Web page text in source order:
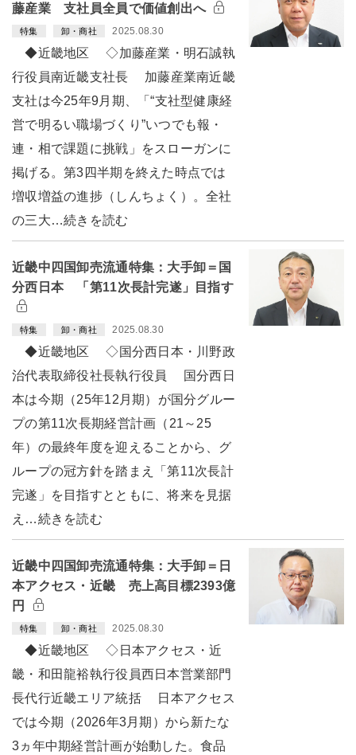
藤産業 支社員全員で価値創出へ
特集 卸・商社 2025.08.30
◆近畿地区 ◇加藤産業・明石誠執
行役員南近畿支社長 加藤産業南近畿
支社は今25年9月期、「“支社型健康経
営で明るい職場づくり”いつでも報・
連・相で課題に挑戦」をスローガンに
掲げる。第3四半期を終えた時点では
増収増益の進捗（しんちょく）。全社
の三大…続きを読む
近畿中四国卸売流通特集：大手卸＝国
分西日本 「第11次長計完遂」目指す
特集 卸・商社 2025.08.30
◆近畿地区 ◇国分西日本・川野政
治代表取締役社長執行役員 国分西日
本は今期（25年12月期）が国分グルー
プの第11次長期経営計画（21～25
年）の最終年度を迎えることから、グ
ループの冠方針を踏まえ「第11次長計
完遂」を目指すとともに、将来を見据
え…続きを読む
近畿中四国卸売流通特集：大手卸＝日
本アクセス・近畿 売上高目標2393億
円
特集 卸・商社 2025.08.30
◆近畿地区 ◇日本アクセス・近
畿・和田龍裕執行役員西日本営業部門
長代行近畿エリア統括 日本アクセス
では今期（2026年3月期）から新たな
3ヵ年中期経営計画が始動した。食品